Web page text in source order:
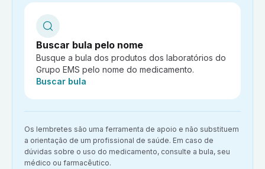
Buscar bula pelo nome
Busque a bula dos produtos dos laboratórios do
Grupo EMS pelo nome do medicamento.
Ação:
Buscar bula
Aviso importante:
Os lembretes são uma ferramenta de apoio e não substituem
a orientação de um profissional de saúde. Em caso de
dúvidas sobre o uso do medicamento, consulte a bula, seu
médico ou farmacêutico.